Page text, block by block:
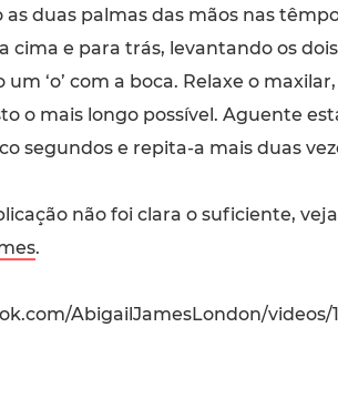
duas palmas das mãos nas
cima e para trás, levantando os
‘o’ com a boca. Relaxe o
o mais longo possível. Aguente
segundos e repita-a mais duas
não foi clara o suficiente,
.
AbigailJamesLondon/videos/